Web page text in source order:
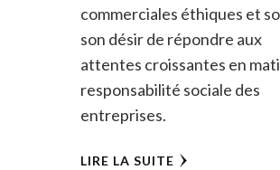
commerciales éthiques et
son désir de répondre aux
attentes croissantes en
responsabilité sociale des
entreprises.
LIRE LA SUITE